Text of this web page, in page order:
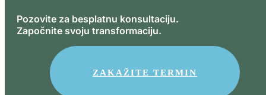
Pozovite za besplatnu konsultaciju.
Započnite svoju transformaciju.
ZAKAŽITE TERMIN